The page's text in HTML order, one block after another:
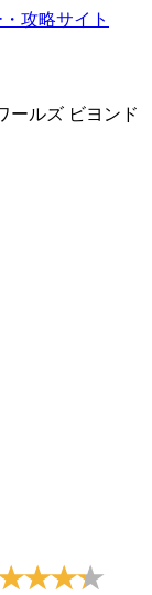
ールズ ビヨンド